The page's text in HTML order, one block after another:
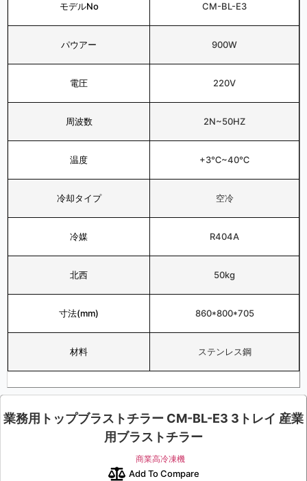
モデルNo CM-BL-E3
パウアー 900W
電圧 220V
周波数 2N~50HZ
温度 +3℃~40℃
冷却タイプ 空冷
冷媒 R404A
北西 50kg
寸法(mm) 860*800*705
材料 ステンレス鋼
業務用トップブラストチラー CM-BL-E3 3トレイ 産業
用ブラストチラー
商業高冷凍機
Add To Compare